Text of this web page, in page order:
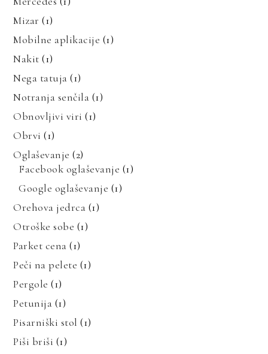
Mizar (1)
Mobilne aplikacije (1)
Nakit (1)
Nega tatuja (1)
Notranja senčila (1)
Obnovljivi viri (1)
Obrvi (1)
Oglaševanje (2)
Facebook oglaševanje (1)
Google oglaševanje (1)
Orehova jedrca (1)
Otroške sobe (1)
Parket cena (1)
Peči na pelete (1)
Pergole (1)
Petunija (1)
Pisarniški stol (1)
Piši briši (1)